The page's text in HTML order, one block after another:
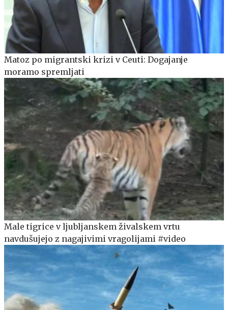
Matoz po migrantski krizi v Ceuti: Dogajanje
moramo spremljati
Male tigrice v ljubljanskem živalskem vrtu
navdušujejo z nagajivimi vragolijami #video